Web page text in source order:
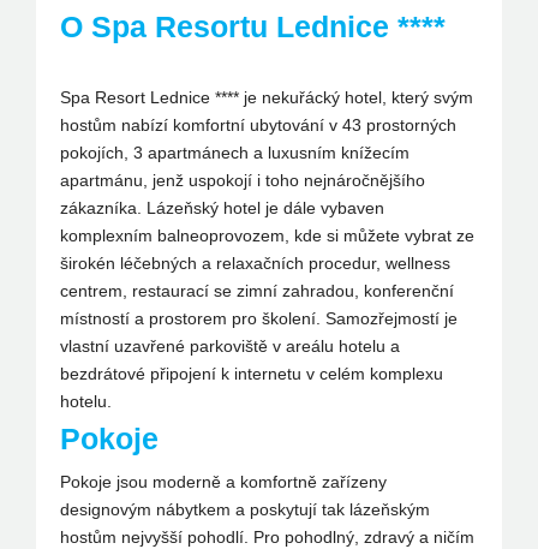
O Spa Resortu Lednice ****
Spa Resort Lednice **** je nekuřácký hotel, který svým
hostům nabízí komfortní ubytování v 43 prostorných
pokojích, 3 apartmánech a luxusním knížecím
apartmánu, jenž uspokojí i toho nejnáročnějšího
zákazníka. Lázeňský hotel je dále vybaven
komplexním balneoprovozem, kde si můžete vybrat ze
širokén léčebných a relaxačních procedur, wellness
centrem, restaurací se zimní zahradou, konferenční
místností a prostorem pro školení. Samozřejmostí je
vlastní uzavřené parkoviště v areálu hotelu a
bezdrátové připojení k internetu v celém komplexu
hotelu.
Pokoje
Pokoje jsou moderně a komfortně zařízeny
designovým nábytkem a poskytují tak lázeňským
hostům nejvyšší pohodlí. Pro pohodlný, zdravý a ničím